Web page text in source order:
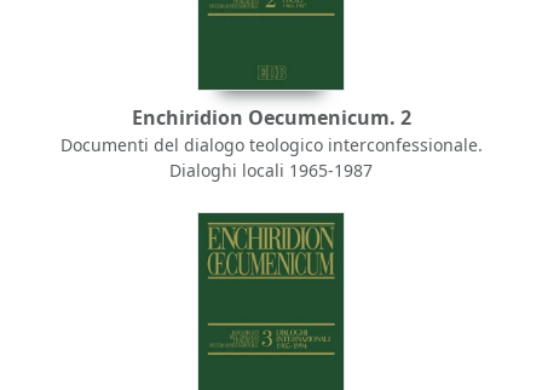
Enchiridion Oecumenicum. 2
Documenti del dialogo teologico interconfessionale.
Dialoghi locali 1965-1987